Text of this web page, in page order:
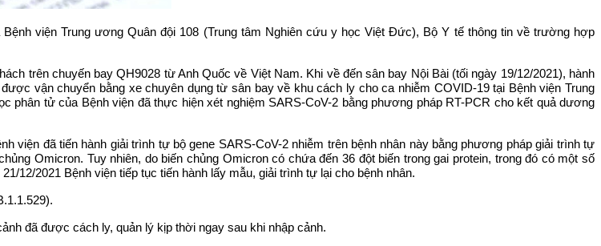
viện Trung ương Quân đội 108 (Trung tâm Nghiên cứu y học Việt Đức), Bộ Y tế thông tin về trường hợp
trên chuyến bay QH9028 từ Anh Quốc về Việt Nam. Khi về đến sân bay Nội Bài (tối ngày 19/12/2021), hành
vận chuyển bằng xe chuyên dụng từ sân bay về khu cách ly cho ca nhiễm COVID-19 tại Bệnh viện Trung
tử của Bệnh viện đã thực hiện xét nghiệm SARS-CoV-2 bằng phương pháp RT-PCR cho kết quả dương
viện đã tiến hành giải trình tự bộ gene SARS-CoV-2 nhiễm trên bệnh nhân này bằng phương pháp giải trình tự
Omicron. Tuy nhiên, do biến chủng Omicron có chứa đến 36 đột biến trong gai protein, trong đó có một số
12/2021 Bệnh viện tiếp tục tiến hành lấy mẫu, giải trình tự lại cho bệnh nhân.
đã được cách ly, quản lý kịp thời ngay sau khi nhập cảnh.